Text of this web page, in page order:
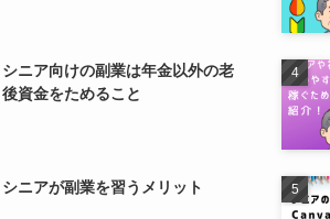
シニア向けの副業は年金以外の老
後資金をためること
シニアが副業を習うメリット